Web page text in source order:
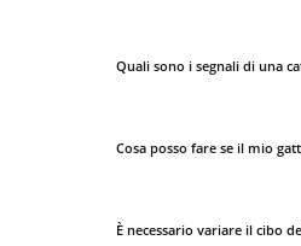
Quali sono i segnali di una
Cosa posso fare se il mio
È necessario variare il cibo